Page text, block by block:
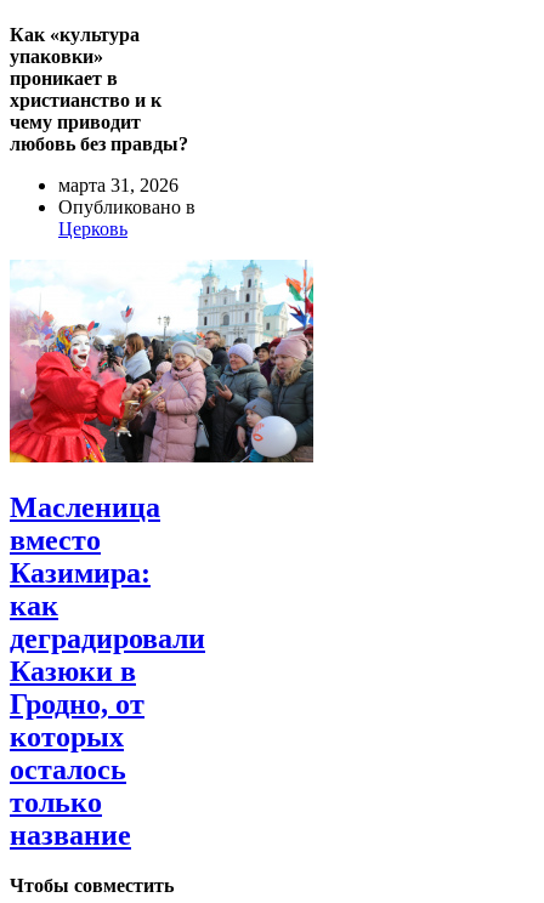
Как «культура
упаковки»
проникает в
христианство и к
чему приводит
любовь без правды?
марта 31, 2026
Опубликовано в
Церковь
Масленица
вместо
Казимира:
как
деградировали
Казюки в
Гродно, от
которых
осталось
только
название
Чтобы совместить